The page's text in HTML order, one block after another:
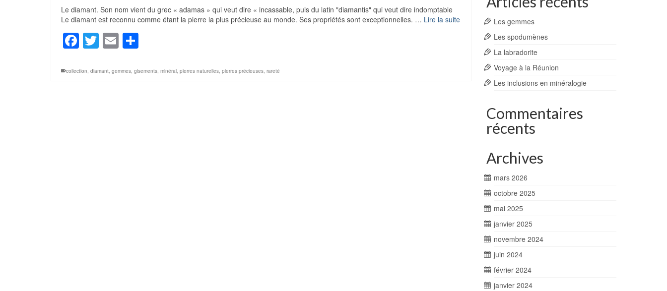
Le diamant. Son nom vient du grec « adamas » qui veut dire « incassable, puis du latin "diamantis" qui veut dire indomptable
Le diamant est reconnu comme étant la pierre la plus précieuse au monde. Ses propriétés sont exceptionnelles. … Lire la suite
Facebook
Twitter
Email
collection, diamant, gemmes, gisements, minéral, pierres naturelles, pierres précieuses, rareté
Les gemmes
Les spodumènes
La labradorite
Voyage à la Réunion
Les inclusions en minéralogie
Commentaires
récents
Archives
mars 2026
octobre 2025
mai 2025
janvier 2025
novembre 2024
juin 2024
février 2024
janvier 2024